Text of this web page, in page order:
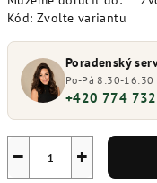
Kód: Zvolte variantu
Poradenský
Po-Pá 8:30-16:30
+420 774
+
−